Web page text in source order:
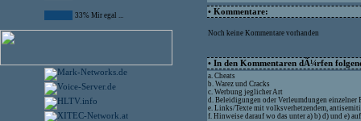
33% Mir egal ... • Kommentare:
Noch keine Kommentare vorhanden
• In den Kommentaren dÃ¼rfen
a. Cheats
b. Warez und Cracks
c. Werbung jeglicher Art
d. Beleidigungen oder Verleumdungen einzelner
e. Links/Texte mit volksverhetzendem,
f. Hinweise darauf wo das unter a) b) d) und e)